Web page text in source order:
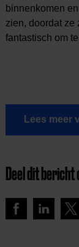
binnenkomen
zien, doordat ze
fantastisch om
Lees meer
Deel dit bericht